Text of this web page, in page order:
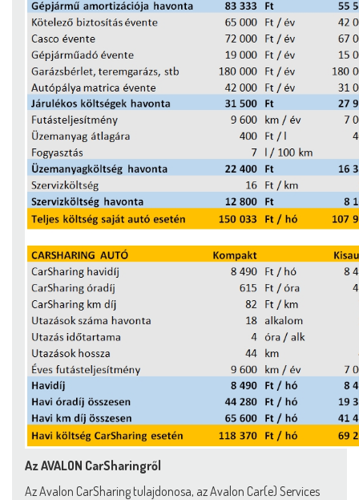
Az AVALON CarSharingről
Az Avalon CarSharing tulajdonosa, az Avalon Car(e) Services